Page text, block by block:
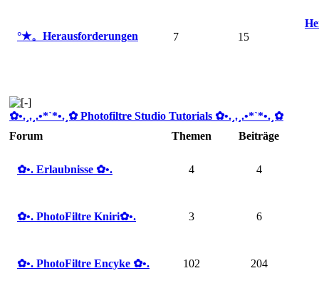
°★。Herausforderungen 7 15
✿ •.¸.¸.•*`*•.¸✿ Photofiltre Studio Tutorials ✿ •.¸.¸.•*`*•.¸✿
Forum
Themen Beiträge
✿ •. Erlaubnisse ✿ •. 4 4
✿ •. PhotoFiltre Kniri✿ •. 3 6
✿ •. PhotoFiltre Encyke ✿ •. 102 204